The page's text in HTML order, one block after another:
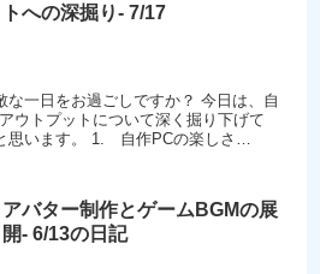
トへの深掘り- 7/17
をお過ごしですか？ 今日は、自
ウトプットについて深く掘り下げて
自作PCの楽しさ
アバター制作とゲームBGMの展
開- 6/13の日記